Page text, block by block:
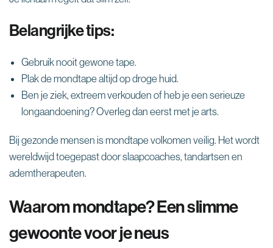
Belangrijke tips:
Gebruik nooit gewone tape.
Plak de mondtape altijd op droge huid.
Ben je ziek, extreem verkouden of heb je een serieuze
longaandoening? Overleg dan eerst met je arts.
Bij gezonde mensen is mondtape volkomen veilig. Het wordt
wereldwijd toegepast door slaapcoaches, tandartsen en
ademtherapeuten.
Waarom mondtape? Een slimme
gewoonte voor je neus